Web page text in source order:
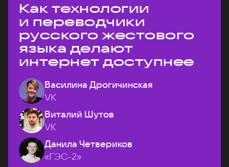
Как технологии
и переводчики
русского жестового
языка делают
интернет доступнее
Василина Дрогичинская
VK
Виталий Шутов
VK
Данила Четвериков
«ГЭС-2»